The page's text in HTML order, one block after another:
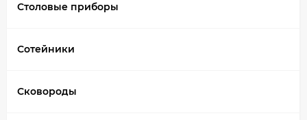
Столовые приборы
Сотейники
Сковороды